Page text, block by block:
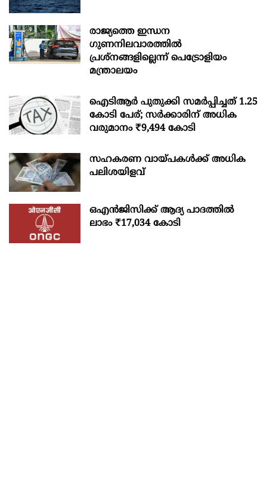
രാജ്യത്തെ ഇന്ധന
ഗുണനിലവാരത്തില്‍
പ്രശ്‌നങ്ങളില്ലെന്ന് പെട്രോളിയം
മന്ത്രാലയം
ഐടിആര്‍ പുതുക്കി സമർപ്പിച്ചത് 1.25
കോടി പേര്; സർക്കാരിന് അധിക
വരുമാനം ₹9,494 കോടി
സഹകരണ വായ്പകള്‍ക്ക് അധിക
പലിശയിളവ്
ഒഎന്‍ജിസിക്ക് ആദ്യ പാദത്തില്‍
ലാഭം ₹17,034 കോടി